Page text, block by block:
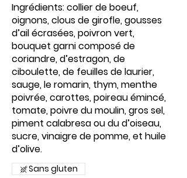
Ingrédients: collier de boeuf,
oignons, clous de girofle, gousses
d’ail écrasées, poivron vert,
bouquet garni composé de
coriandre, d’estragon, de
ciboulette, de feuilles de laurier,
sauge, le romarin, thym, menthe
poivrée, carottes, poireau émincé,
tomate, poivre du moulin, gros sel,
piment calabresa ou du d’oiseau,
sucre, vinaigre de pomme, et huile
d’olive.
Sans gluten